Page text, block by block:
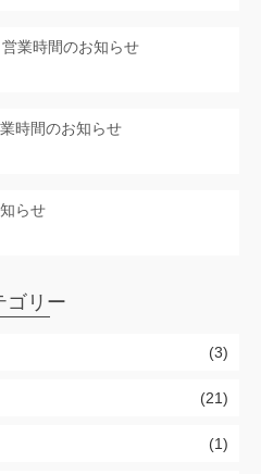
業時間のお知らせ
時間のお知らせ
らせ
ゴリー
(3)
(21)
(1)